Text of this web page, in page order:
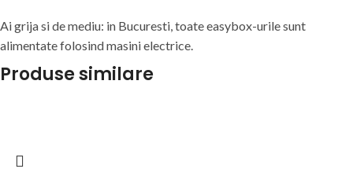
Ai grija si de mediu: in Bucuresti, toate easybox-urile sunt
alimentate folosind masini electrice.
Produse similare